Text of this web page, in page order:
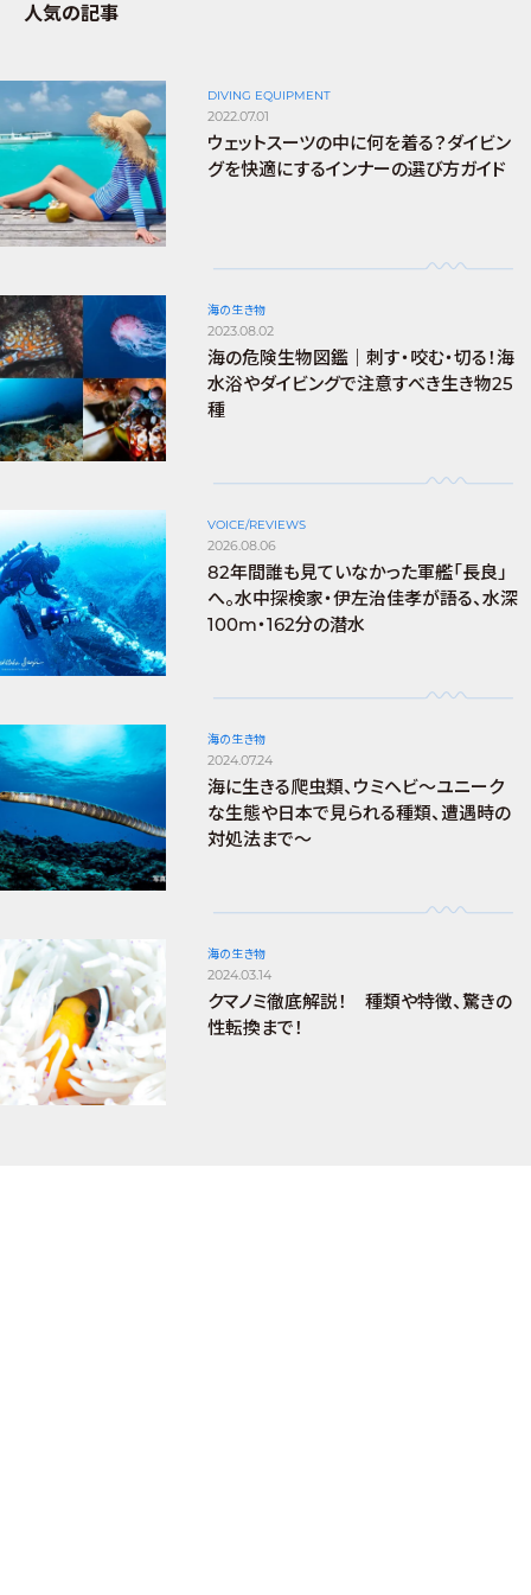
人気の記事
DIVING EQUIPMENT
2022.07.01
ウェットスーツの中に何を着る？ダイビン
グを快適にするインナーの選び方ガイド
海の生き物
2023.08.02
海の危険生物図鑑｜刺す・咬む・切る！海
水浴やダイビングで注意すべき生き物25
種
VOICE/REVIEWS
2026.08.06
82年間誰も見ていなかった軍艦「長良」
へ。水中探検家・伊左治佳孝が語る、水深
100m・162分の潜水
海の生き物
2024.07.24
海に生きる爬虫類、ウミヘビ～ユニーク
な生態や日本で見られる種類、遭遇時の
対処法まで～
海の生き物
2024.03.14
クマノミ徹底解説！ 種類や特徴、驚きの
性転換まで！